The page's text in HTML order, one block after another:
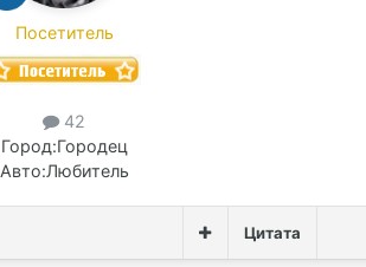
Посетитель
42
Город:Городец
Авто:Любитель
Цитата